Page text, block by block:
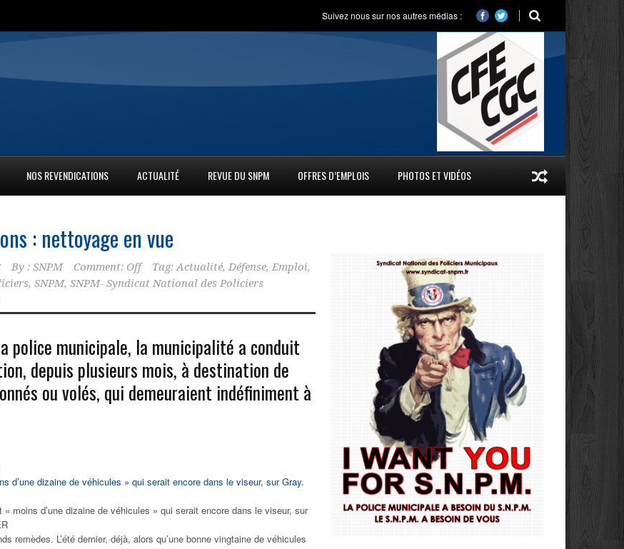
Suivez nous sur nos autres médias :
NOS REVENDICATIONS ACTUALITÉ REVUE DU SNPM OFFRES D’EMPLOIS PHOTOS ET VIDÉOS
: nettoyage en vue
By : SNPM Comment: Off Tag: Actualité, Défense, Emploi,
, SNPM, SNPM- Syndicat National des Policiers
police municipale, la municipalité a conduit
depuis plusieurs mois, à destination de
ou volés, qui demeuraient indéfiniment à
« moins d’une dizaine de véhicules » qui serait encore dans le viseur, sur
remèdes. L’été dernier, déjà, alors qu’une bonne vingtaine de véhicules